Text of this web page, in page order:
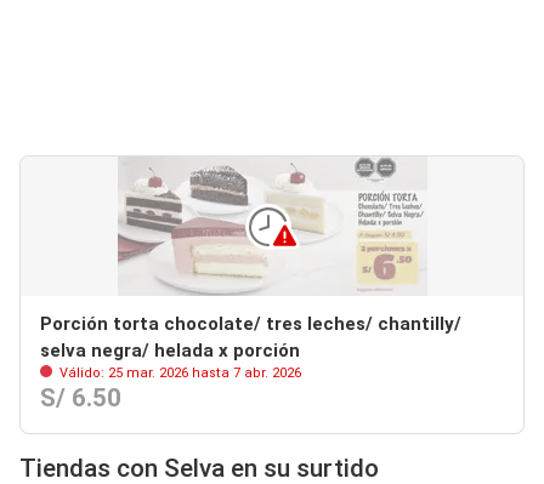
Porción torta chocolate/ tres leches/ chantilly/
selva negra/ helada x porción
Válido: 25 mar. 2026 hasta 7 abr. 2026
S/ 6.50
Tiendas con Selva en su surtido